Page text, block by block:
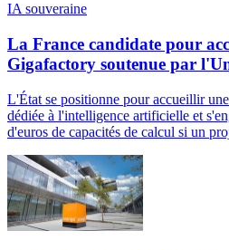
IA souveraine
La France candidate pour
Gigafactory soutenue par
L'État se positionne pour accueillir
dédiée à l'intelligence artificielle et
d'euros de capacités de calcul si un